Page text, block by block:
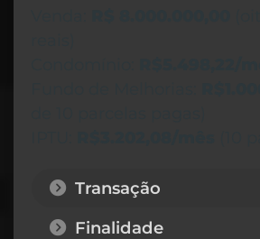
Transação
Finalidade